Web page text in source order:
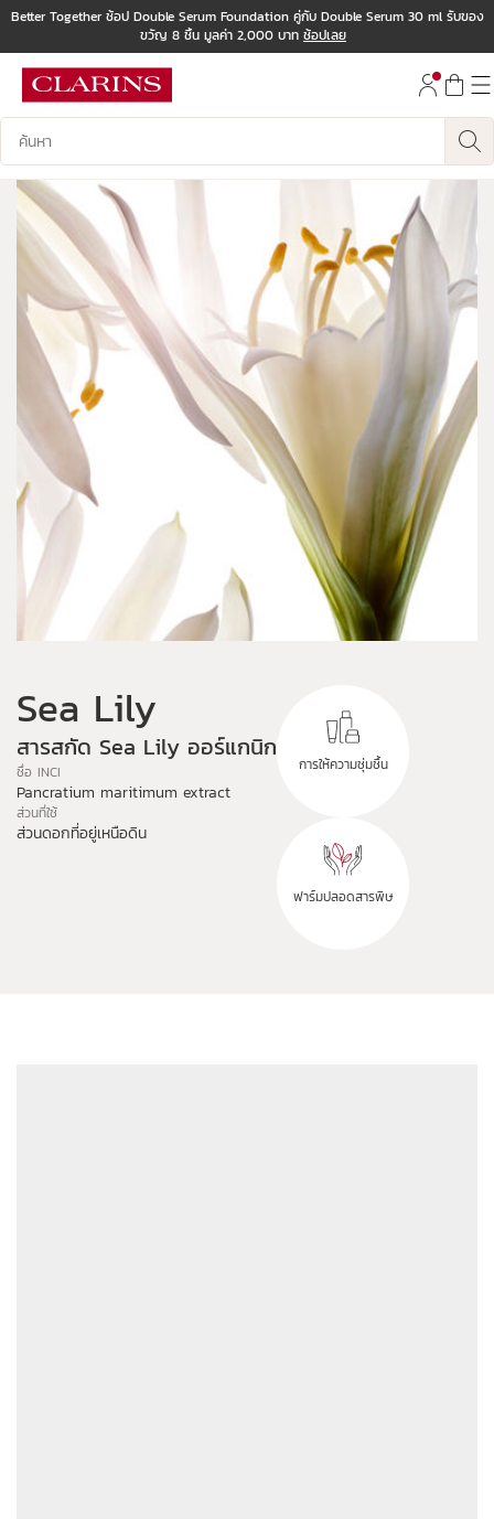
ไปที่ส่วนท้าย
Better Together ช้อป Double Serum Foundation คู่กับ Double Serum 30 ml รับของ
ขวัญ 8 ชิ้น มูลค่า 2,000 บาท ช้อปเลย
บันทึกข้อมูลค้นหา
Sea Lily
สารสกัด Sea Lily ออร์แกนิก
ชื่อ INCI
Pancratium maritimum extract
ส่วนที่ใช้
ส่วนดอกที่อยู่เหนือดิน
การให้ความชุ่มชื้น
ฟาร์มปลอดสารพิษ